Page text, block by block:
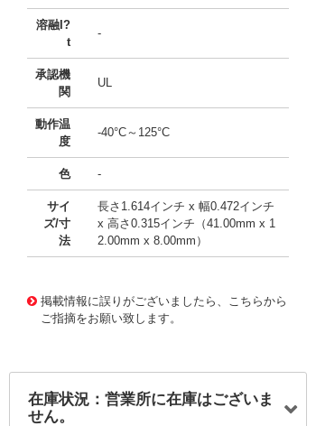
溶融I?
t
-
承認機
関
UL
動作温
度
-40°C～125°C
色 -
サイ
ズ/寸
法
長さ1.614インチ x 幅0.472インチ
x 高さ0.315インチ（41.00mm x 1
2.00mm x 8.00mm）
掲載情報に誤りがございましたら、こちらから
ご指摘をお願い致します。
在庫状況：営業所に在庫はございま
せん。